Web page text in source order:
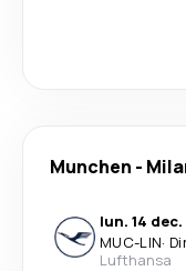
Munchen -
lun. 14 dec.
MUC-LIN·
Lufthansa